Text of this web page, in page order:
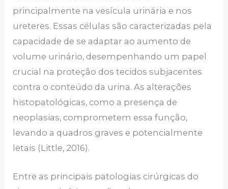
principalmente na vesícula urinária e nos
ureteres. Essas células são caracterizadas pela
capacidade de se adaptar ao aumento de
volume urinário, desempenhando um papel
crucial na proteção dos tecidos subjacentes
contra o conteúdo da urina. As alterações
histopatológicas, como a presença de
neoplasias, comprometem essa função,
levando a quadros graves e potencialmente
letais (Little, 2016).
Entre as principais patologias cirúrgicas do